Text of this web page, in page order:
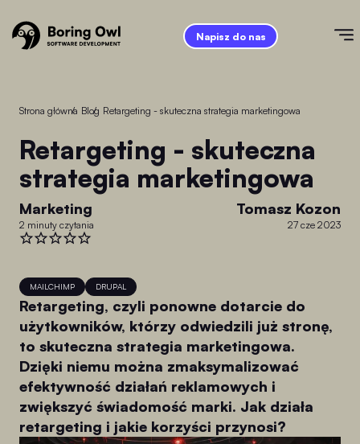
Napisz do nas
Strona główna
/ Blog
/ Retargeting - skuteczna strategia marketingowa
Retargeting - skuteczna
strategia marketingowa
Marketing
2 minuty czytania
Tomasz Kozon
27 cze 2023
MAILCHIMP DRUPAL
Retargeting, czyli ponowne dotarcie do
użytkowników, którzy odwiedzili już stronę,
to skuteczna strategia marketingowa.
Dzięki niemu można zmaksymalizować
efektywność działań reklamowych i
zwiększyć świadomość marki. Jak działa
retargeting i jakie korzyści przynosi?